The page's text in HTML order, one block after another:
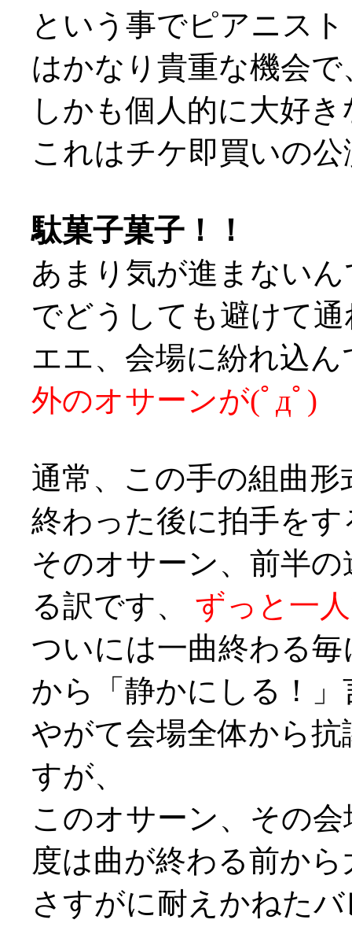
という事でピアニス
はかなり貴重な機会で
しかも個人的に大好
これはチケ即買いの
駄菓子菓子！！
あまり気が進まない
でどうしても避けて
エエ、会場に紛れ込
外のオサーンが(ﾟдﾟ)
通常、この手の組曲
終わった後に拍手を
そのオサーン、前半
る訳です、 ずっと一
ついには一曲終わる
から「静かにしる！」
やがて会場全体から
すが、
このオサーン、その
度は曲が終わる前か
さすがに耐えかねた